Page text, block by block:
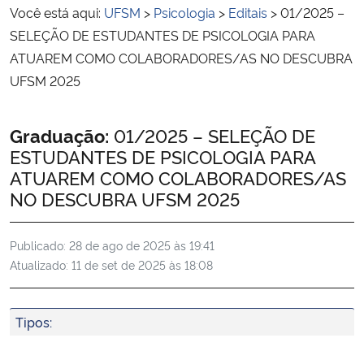
Ministério das Relações Exteriores
Ministério da Economia
Ministério da Agricultura, Pecuária e Abastecimento
Ministério da Educação
Ministério da Cidadania
Ministério da Saúde
Ministério de Minas e Energia
Você está aqui: UFSM > Psicologia > Editais >01/2025 –
SELEÇÃO DE ESTUDANTES DE PSICOLOGIA PARA
ATUAREM COMO COLABORADORES/AS NO DESCUBRA
UFSM 2025
Início do conteúdo
Graduação: 01/2025 – SELEÇÃO DE
ESTUDANTES DE PSICOLOGIA PARA
ATUAREM COMO COLABORADORES/AS
NO DESCUBRA UFSM 2025
Publicado: 28 de ago de 2025 às 19:41
Atualizado: 11 de set de 2025 às 18:08
Tipos: